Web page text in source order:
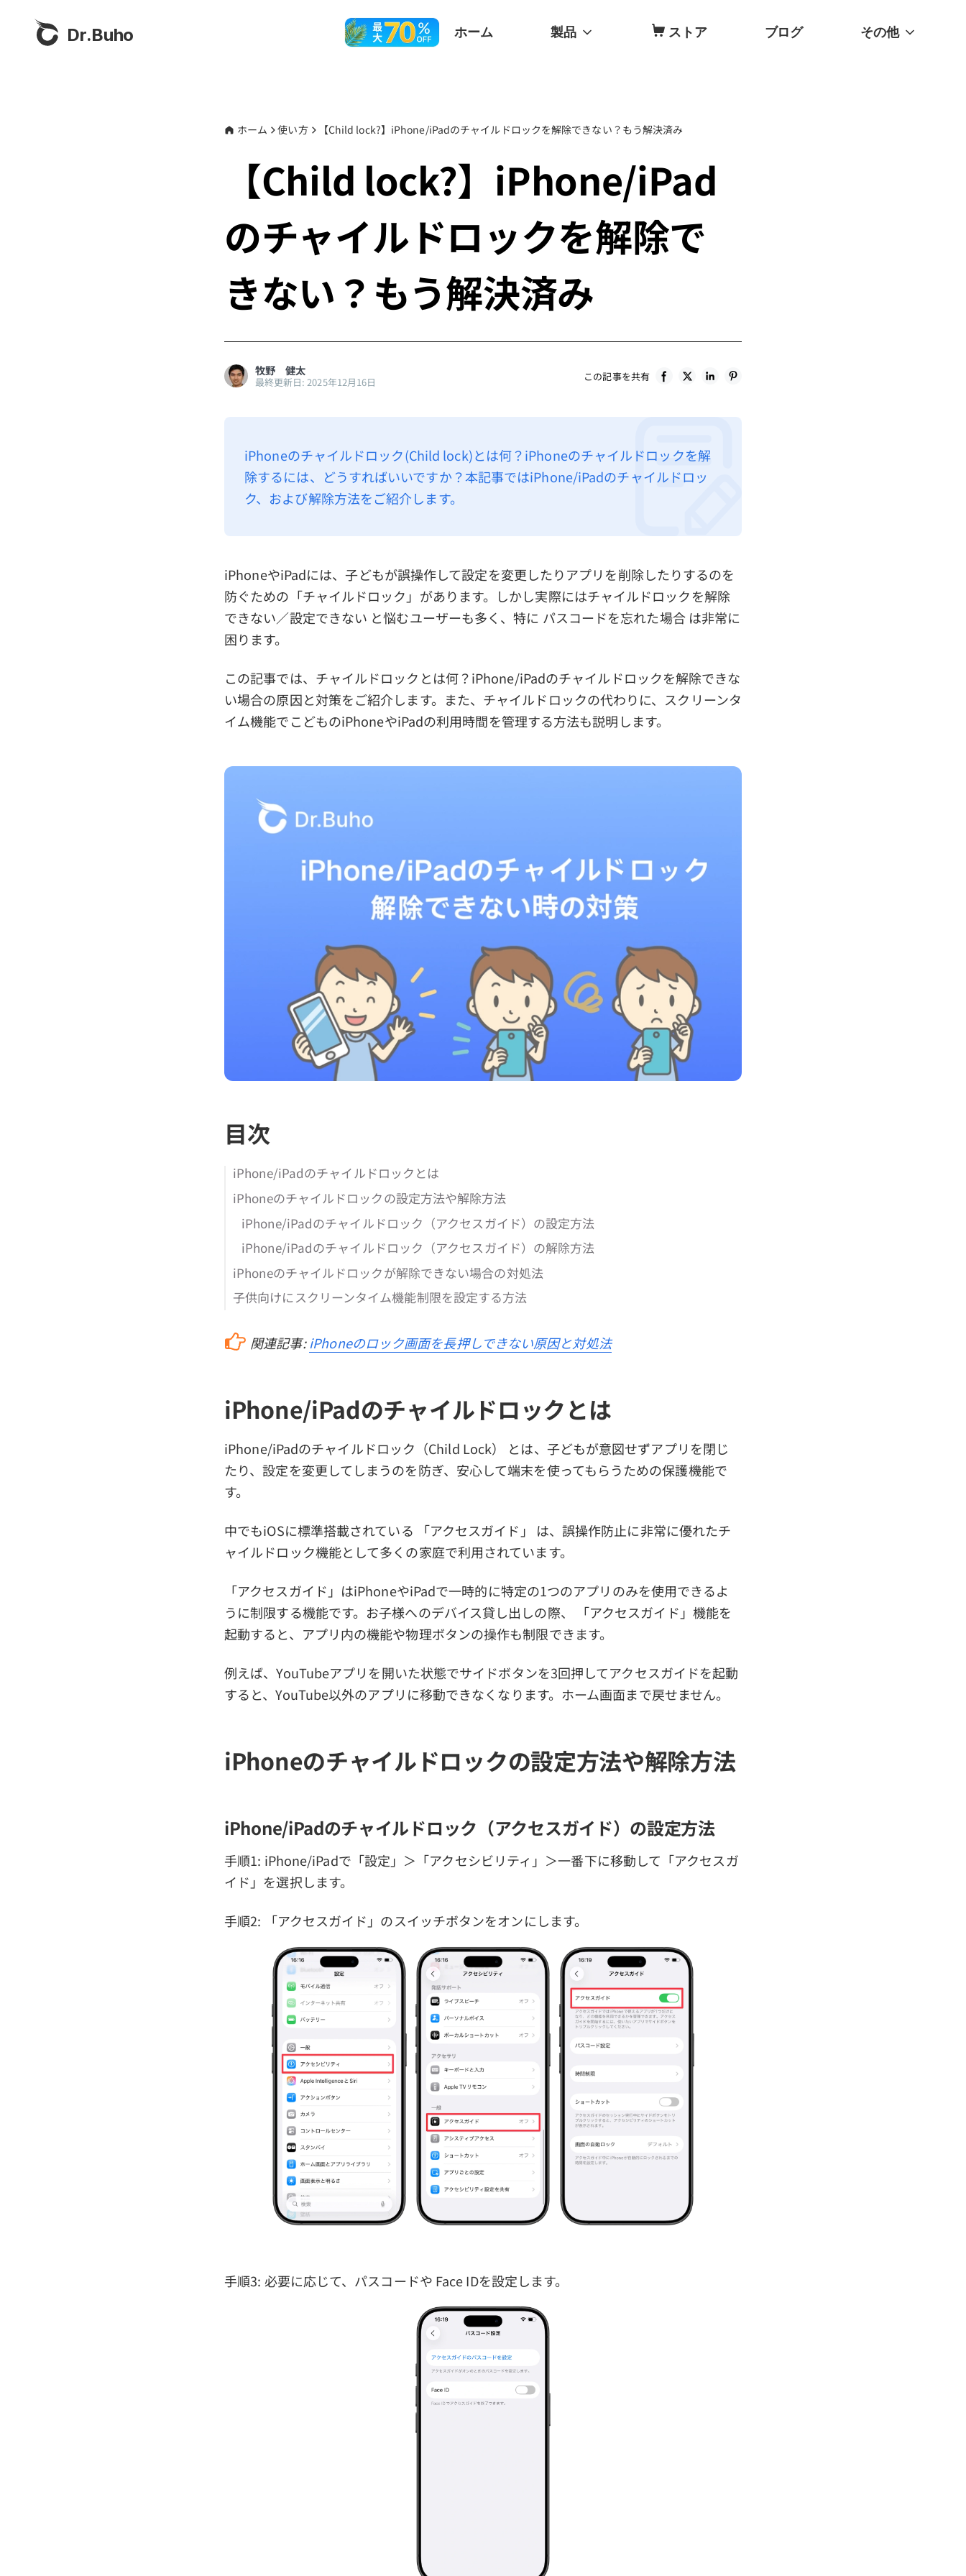
Dr.Buho ホーム 製品 ストア ブログ その他
ホーム 使い方 【Child lock?】iPhone/iPadのチャイルドロックを解除できない？もう解決済み
【Child lock?】iPhone/iPad
のチャイルドロックを解除で
きない？もう解決済み
牧野 健太
最終更新日: 2025年12月16日 この記事を共有
iPhoneのチャイルドロック(Child lock)とは何？iPhoneのチャイルドロックを解
除するには、どうすればいいですか？本記事ではiPhone/iPadのチャイルドロッ
ク、および解除方法をご紹介します。
iPhoneやiPadには、子どもが誤操作して設定を変更したりアプリを削除したりするのを
防ぐための「チャイルドロック」があります。しかし実際にはチャイルドロックを解除
できない／設定できない と悩むユーザーも多く、特に パスコードを忘れた場合 は非常に
困ります。
この記事では、チャイルドロックとは何？iPhone/iPadのチャイルドロックを解除できな
い場合の原因と対策をご紹介します。また、チャイルドロックの代わりに、スクリーンタ
イム機能でこどものiPhoneやiPadの利用時間を管理する方法も説明します。
目次
iPhone/iPadのチャイルドロックとは
iPhoneのチャイルドロックの設定方法や解除方法
iPhone/iPadのチャイルドロック（アクセスガイド）の設定方法
iPhone/iPadのチャイルドロック（アクセスガイド）の解除方法
iPhoneのチャイルドロックが解除できない場合の対処法
子供向けにスクリーンタイム機能制限を設定する方法
関連記事: iPhoneのロック画面を長押しできない原因と対処法
iPhone/iPadのチャイルドロックとは
iPhone/iPadのチャイルドロック（Child Lock） とは、子どもが意図せずアプリを閉じ
たり、設定を変更してしまうのを防ぎ、安心して端末を使ってもらうための保護機能で
す。
中でもiOSに標準搭載されている 「アクセスガイド」 は、誤操作防止に非常に優れたチ
ャイルドロック機能として多くの家庭で利用されています。
「アクセスガイド」はiPhoneやiPadで一時的に特定の1つのアプリのみを使用できるよ
うに制限する機能です。お子様へのデバイス貸し出しの際、 「アクセスガイド」機能を
起動すると、アプリ内の機能や物理ボタンの操作も制限できます。
例えば、YouTubeアプリを開いた状態でサイドボタンを3回押してアクセスガイドを起動
すると、YouTube以外のアプリに移動できなくなります。ホーム画面まで戻せません。
iPhoneのチャイルドロックの設定方法や解除方法
iPhone/iPadのチャイルドロック（アクセスガイド）の設定方法
手順1: iPhone/iPadで「設定」＞「アクセシビリティ」＞一番下に移動して「アクセスガ
イド」を選択します。
手順2: 「アクセスガイド」のスイッチボタンをオンにします。
手順3: 必要に応じて、パスコードや Face IDを設定します。